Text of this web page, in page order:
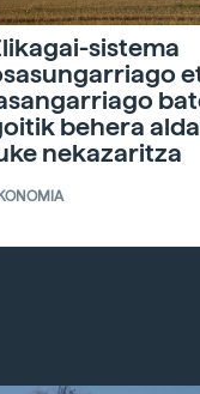
sistema
behera
nekazaritza